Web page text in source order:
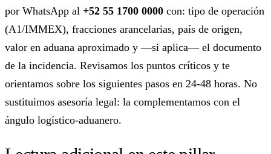
por WhatsApp al +52 55 1700 0000 con: tipo de operación
(A1/IMMEX), fracciones arancelarias, país de origen,
valor en aduana aproximado y —si aplica— el documento
de la incidencia. Revisamos los puntos críticos y te
orientamos sobre los siguientes pasos en 24-48 horas. No
sustituimos asesoría legal: la complementamos con el
ángulo logístico-aduanero.